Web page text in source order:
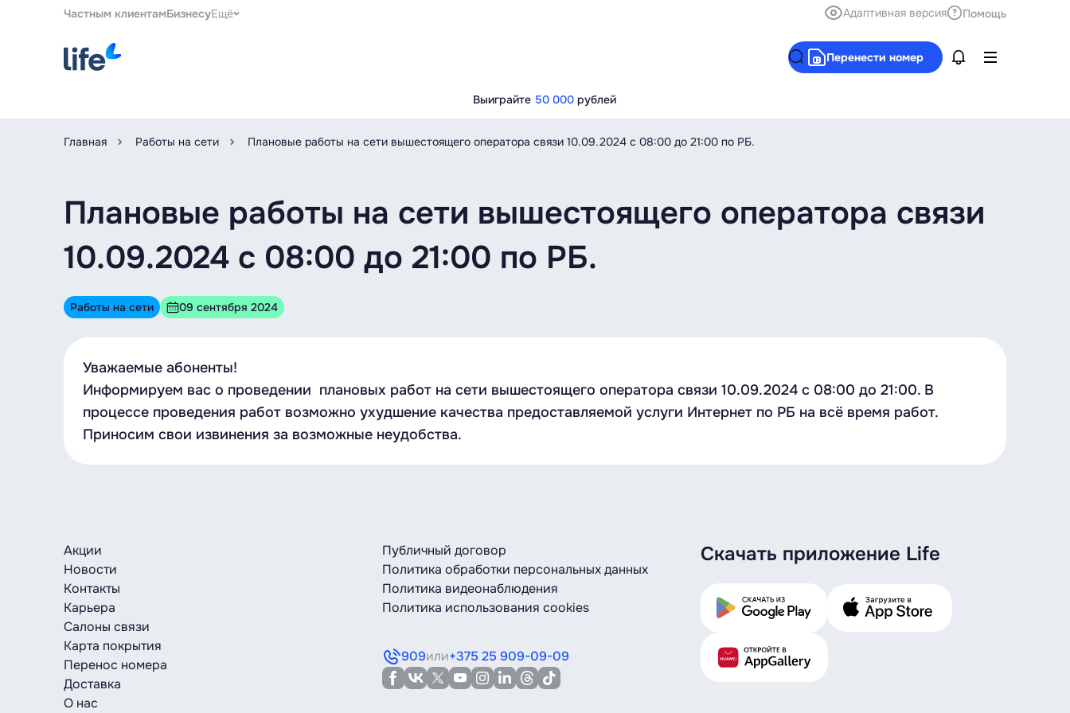
Частным клиентамБизнесуЕщё Адаптивная версия Помощь
Перенести номер
Выиграйте 50 000 рублей
Главная Работы на сети Плановые работы на сети вышестоящего оператора связи 10.09.2024 c 08:00 до 21:00 по РБ.
Плановые работы на сети вышестоящего оператора связи
10.09.2024 c 08:00 до 21:00 по РБ.
Работы на сети 09 сентября 2024
Уважаемые абоненты!
Информируем вас о проведении плановых работ на сети вышестоящего оператора связи 10.09.2024 c 08:00 до 21:00. В
процессе проведения работ возможно ухудшение качества предоставляемой услуги Интернет по РБ на всё время работ.
Приносим свои извинения за возможные неудобства.
Акции
Новости
Контакты
Карьера
Салоны связи
Карта покрытия
Перенос номера
Доставка
О нас
Публичный договор
Политика обработки персональных данных
Политика видеонаблюдения
Политика использования cookies
909или+375 25 909-09-09
Скачать приложение Life